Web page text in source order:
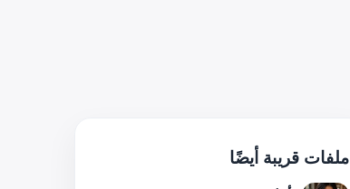
ملفات قريبة أيضًا